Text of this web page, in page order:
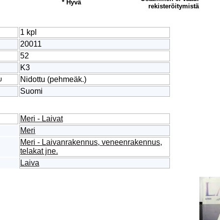
* Hyvä
rekisteröitymistä
1 kpl
20011
52
K3
Nidottu (pehmeäk.)
Suomi
Meri - Laivat
Meri
Meri - Laivanrakennus, veneenrakennus,
telakat jne.
Laiva